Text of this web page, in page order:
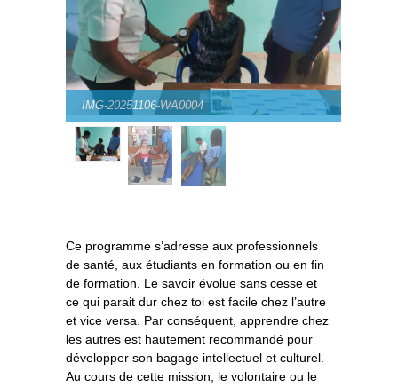
IMG-20251106-WA0004
Ce programme s’adresse aux professionnels
de santé, aux étudiants en formation ou en fin
de formation. Le savoir évolue sans cesse et
ce qui parait dur chez toi est facile chez l’autre
et vice versa. Par conséquent, apprendre chez
les autres est hautement recommandé pour
développer son bagage intellectuel et culturel.
Au cours de cette mission, le volontaire ou le